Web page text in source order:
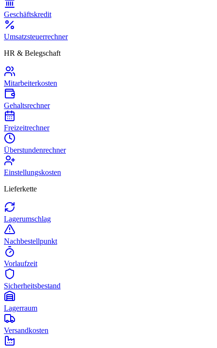
Geschäftskredit
Umsatzsteuerrechner
HR & Belegschaft
Mitarbeiterkosten
Gehaltsrechner
Freizeitrechner
Überstundenrechner
Einstellungskosten
Lieferkette
Lagerumschlag
Nachbestellpunkt
Vorlaufzeit
Sicherheitsbestand
Lagerraum
Versandkosten